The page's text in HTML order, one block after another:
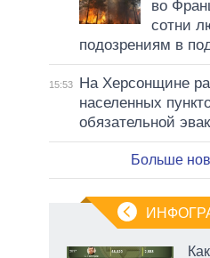
во
сотни
подозрениям в
15:53
На Херсонщине
населенных
обязательной
Больше